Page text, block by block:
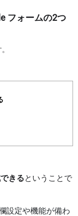
フォームの2つ
きるということで
設定や機能が備わ